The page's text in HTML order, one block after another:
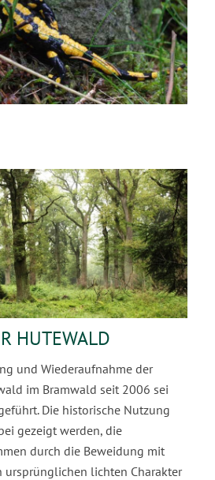
HUTEWALD
und Wiederaufnahme der
im Bramwald seit 2006 sei
Die historische Nutzung
gezeigt werden, die
durch die Beweidung mit
ursprünglichen lichten Charakter